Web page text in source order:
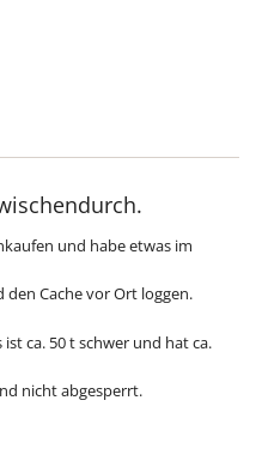
und habe etwas im
Cache vor Ort loggen.
ca. 50 t schwer und hat ca.
nicht abgesperrt.